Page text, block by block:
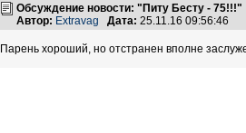
Обсуждение новости: "Питу Бесту - 75!!!"
Автор: Extravag Дата: 25.11.16 09:56:46
Парень хороший, но отстранен вполне